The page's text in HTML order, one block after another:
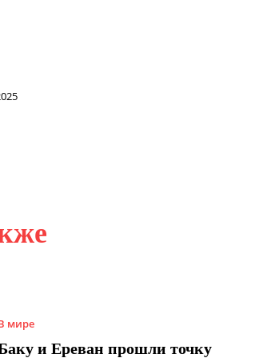
мире
и Ереван прошли точку